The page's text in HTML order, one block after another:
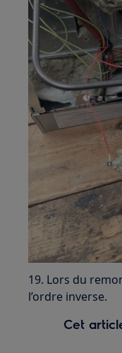
19. Lors du
l’ordre inverse.
Cet